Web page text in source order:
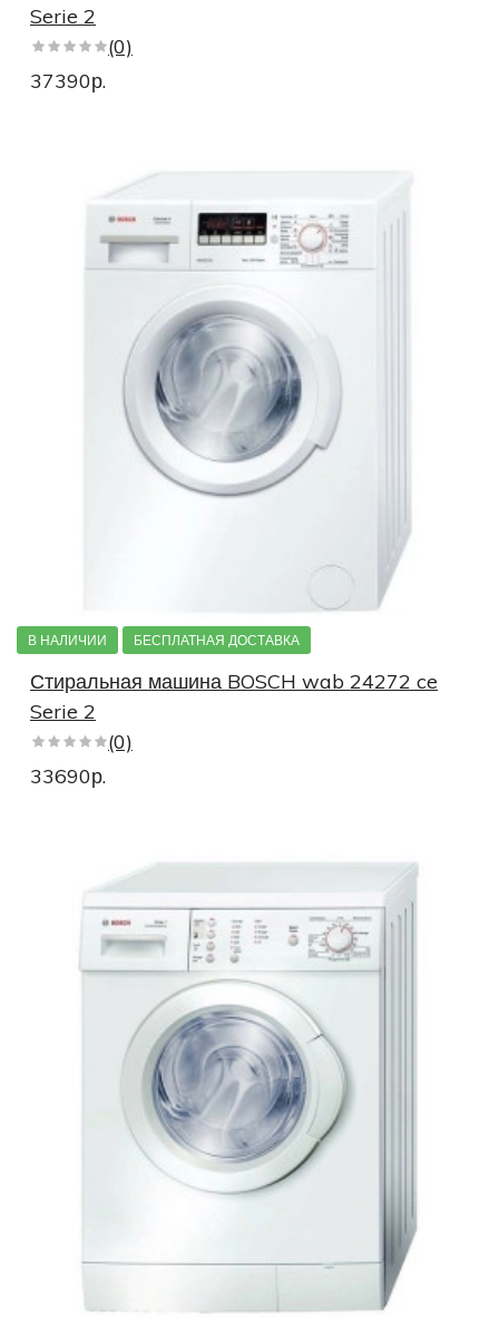
Serie 2
(0)
37390р.
В НАЛИЧИИ БЕСПЛАТНАЯ ДОСТАВКА
Стиральная машина BOSCH wab 24272 ce
Serie 2
(0)
33690р.